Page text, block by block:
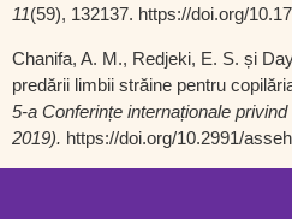
11(59), 132137. https://doi.org/
Chanifa, A. M., Redjeki, E. S. și
predării limbii străine pentru
5-a Conferințe internaționale
2019). https://doi.org/10.2991/